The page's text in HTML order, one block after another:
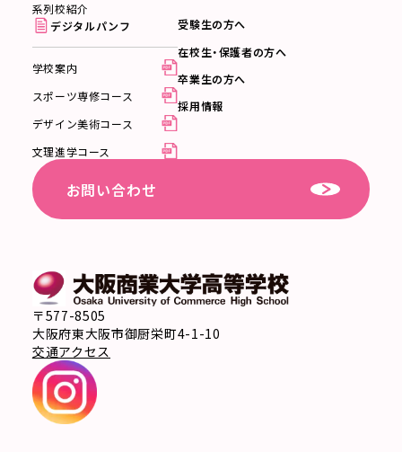
系列校紹介
デジタルパンフ
学校案内
スポーツ専修コース
デザイン美術コース
文理進学コース
受験生の方へ
在校生・保護者の方へ
卒業生の方へ
採用情報
お問い合わせ
〒577-8505
大阪府東大阪市御厨栄町4-1-10
交通アクセス